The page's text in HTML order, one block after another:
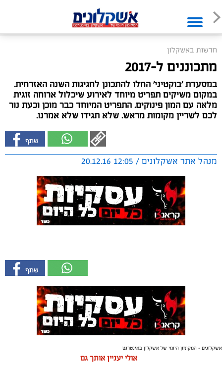
חדשות באשקלון
מתכוננים ל-2017
במסעדת 'בוקטיני' החלו להתכונן לחגיגות השנה האזרחית.
במקום משיקים תפריט מיוחד לאירוע שיכלול ארוחה זוגית
מלאה עם המון פינוקים. התפריט המיוחד כבר מוכן וכעת נור
לכם לשריין מקומות מראש. שלא תגידו שלא אמרנו.
מנהל אתר אשקלונים / 12:05 20.12.16
אשקלונים - המקומון היומי של אשקלון באינטרנט
אולי יעניין אותך גם